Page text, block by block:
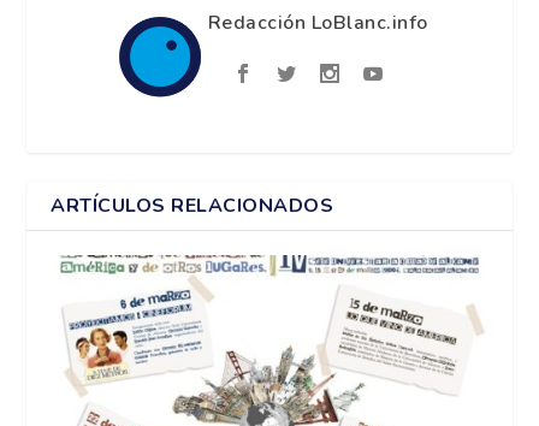
Redacción LoBlanc.info
ARTÍCULOS RELACIONADOS